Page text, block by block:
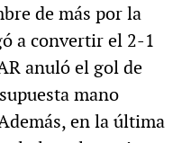
de más por la
a convertir el 2-1
anuló el gol de
mano
en la última